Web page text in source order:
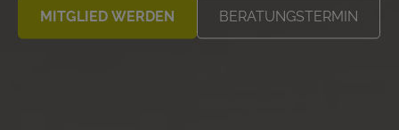
MITGLIED WERDEN BERATUNGSTERMIN